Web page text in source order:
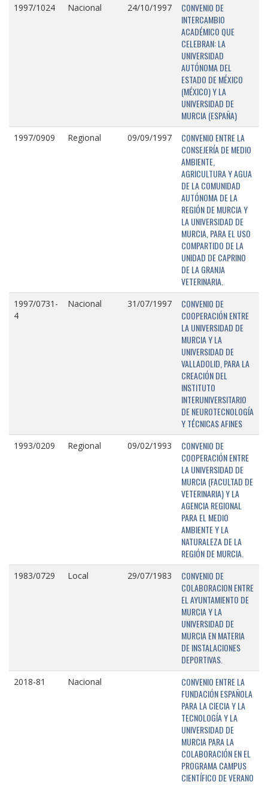
1997/1024 Nacional 24/10/1997
CONVENIO DE
INTERCAMBIO
ACADÉMICO QUE
CELEBRAN: LA
UNIVERSIDAD
AUTÓNOMA DEL
ESTADO DE MÉXICO
(MÉXICO) Y LA
UNIVERSIDAD DE
MURCIA (ESPAÑA)
1997/0909 Regional 09/09/1997
CONVENIO ENTRE LA
CONSEJERÍA DE MEDIO
AMBIENTE,
AGRICULTURA Y AGUA
DE LA COMUNIDAD
AUTÓNOMA DE LA
REGIÓN DE MURCIA Y
LA UNIVERSIDAD DE
MURCIA, PARA EL USO
COMPARTIDO DE LA
UNIDAD DE CAPRINO
DE LA GRANJA
VETERINARIA.
1997/0731-
4
Nacional 31/07/1997
CONVENIO DE
COOPERACIÓN ENTRE
LA UNIVERSIDAD DE
MURCIA Y LA
UNIVERSIDAD DE
VALLADOLID, PARA LA
CREACIÓN DEL
INSTITUTO
INTERUNIVERSITARIO
DE NEUROTECNOLOGÍA
Y TÉCNICAS AFINES
1993/0209 Regional 09/02/1993
CONVENIO DE
COOPERACIÓN ENTRE
LA UNIVERSIDAD DE
MURCIA (FACULTAD DE
VETERINARIA) Y LA
AGENCIA REGIONAL
PARA EL MEDIO
AMBIENTE Y LA
NATURALEZA DE LA
REGIÓN DE MURCIA.
1983/0729 Local 29/07/1983
CONVENIO DE
COLABORACION ENTRE
EL AYUNTAMIENTO DE
MURCIA Y LA
UNIVERSIDAD DE
MURCIA EN MATERIA
DE INSTALACIONES
DEPORTIVAS.
2018-81 Nacional
CONVENIO ENTRE LA
FUNDACIÓN ESPAÑOLA
PARA LA CIECIA Y LA
TECNOLOGÍA Y LA
UNIVERSIDAD DE
MURCIA PARA LA
COLABORACIÓN EN EL
PROGRAMA CAMPUS
CIENTÍFICO DE VERANO